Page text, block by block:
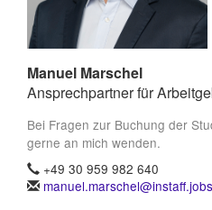
Manuel Marschel
Ansprechpartner für
Bei Fragen zur Buchung der
gerne an mich wenden.
+49 30 959 982 640
manuel.marschel@instaff.jobs